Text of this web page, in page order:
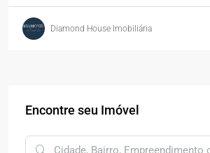
Diamond House Imobiliária
Encontre seu Imóvel